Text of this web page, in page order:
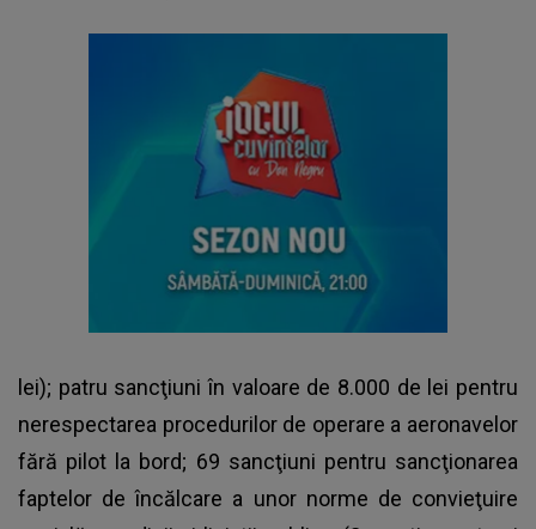
lei); patru sancţiuni în valoare de 8.000 de lei pentru
nerespectarea procedurilor de operare a aeronavelor
fără pilot la bord; 69 sancţiuni pentru sancţionarea
faptelor de încălcare a unor norme de convieţuire